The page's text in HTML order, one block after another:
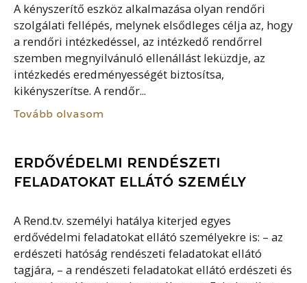
A kényszerítő eszköz alkalmazása olyan rendőri
szolgálati fellépés, melynek elsődleges célja az, hogy
a rendőri intézkedéssel, az intézkedő rendőrrel
szemben megnyilvánuló ellenállást leküzdje, az
intézkedés eredményességét biztosítsa,
kikényszerítse. A rendőr...
Tovább olvasom
ERDŐVÉDELMI RENDÉSZETI
FELADATOKAT ELLÁTÓ SZEMÉLY
A Rend.tv. személyi hatálya kiterjed egyes
erdővédelmi feladatokat ellátó személyekre is: – az
erdészeti hatóság rendészeti feladatokat ellátó
tagjára, – a rendészeti feladatokat ellátó erdészeti és